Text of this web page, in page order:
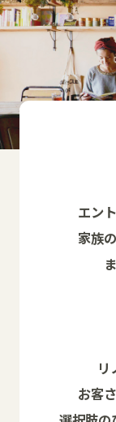
エン
家族
リ
お客